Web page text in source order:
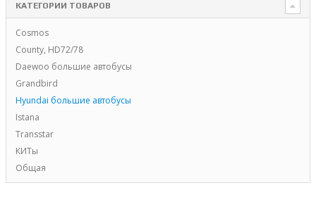
КАТЕГОРИИ ТОВАРОВ
Cosmos
County, HD72/78
Daewoo большие автобусы
Grandbird
Hyundai большие автобусы
Istana
Transstar
КИТы
Общая